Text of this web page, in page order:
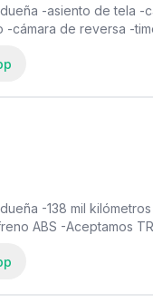
-asiento de tela
cámara de reversa -
Traspaso PRECIO: $
DE CORDOBA.
-138 mil
ABS -Aceptamos
TRANSPORTE